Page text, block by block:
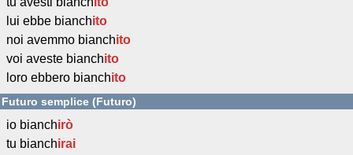
lui ebbe bianchito
noi avemmo bianchito
voi aveste bianchito
loro ebbero bianchito
Futuro semplice (Futuro)
io bianchirò
tu bianchirai